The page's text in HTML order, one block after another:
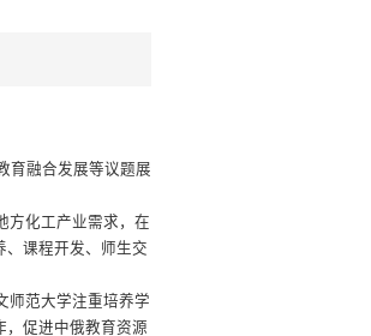
育融合发展等议题展
方化工产业需求，在
、课程开发、师生交
师范大学注重培养学
，促进中俄教育资源